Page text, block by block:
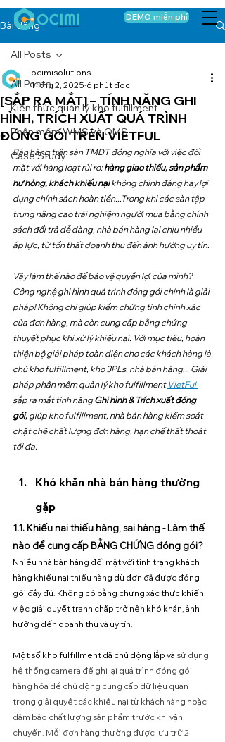
DEMO miễn phí
Bài đăng
All Posts
Kiến thức quản lý kho fulfillment
Phần mềm WMS và OMS
Case Study
All Posts
[SẮP RA MẮT] – TÍNH NĂNG GHI
HÌNH, TRÍCH XUẤT QUÁ TRÌNH
ĐÓNG GÓI TRÊN VIETFUL
ocimisolutions
11 thg 2, 2025 6 phút đọc
Bán hàng trên sàn TMĐT đồng nghĩa với việc đối
mặt với hàng loạt rủi ro: hàng giao thiếu, sản phẩm
hư hỏng, khách khiếu nại không chính đáng hay lợi
dụng chính sách hoàn tiền...Trong khi các sàn tập
trung nâng cao trải nghiệm người mua bằng chính
sách đổi trả dễ dàng, nhà bán hàng lại chịu nhiều
áp lực, từ tổn thất doanh thu đến ảnh hưởng uy tín.
Vậy làm thế nào để bảo vệ quyền lợi của mình?
Công nghệ ghi hình quá trình đóng gói chính là giải
pháp! Không chỉ giúp kiểm chứng tính chính xác
của đơn hàng, mà còn cung cấp bằng chứng
thuyết phục khi xử lý khiếu nại. Với mục tiêu, hoàn
thiện bộ giải pháp toàn diện cho các khách hàng là
chủ kho fulfillment, kho 3PLs, nhà bán hàng,.. Giải
pháp phần mềm quản lý kho fulfillment VietFul
sắp ra mắt tính năng Ghi hình & Trích xuất đóng
gói, giúp kho fulfillment, nhà bán hàng kiểm soát
chặt chẽ chất lượng đơn hàng, hạn chế thất thoát
tối đa.
Khó khăn nhà bán hàng thường
gặp
1.1. Khiếu nại thiếu hàng, sai hàng - Làm thế
nào để cung cấp BẰNG CHỨNG đóng gói?
Nhiều nhà bán hàng đối mặt với tình trạng khách
hàng khiếu nại thiếu hàng dù đơn đã được đóng
gói đầy đủ. Không có bằng chứng xác thực khiến
việc giải quyết tranh chấp trở nên khó khăn, ảnh
hưởng đến doanh thu và uy tín.
Một số kho fulfillment đã chủ động lắp và sử dụng
hệ thống camera để ghi lại quá trình đóng gói
hàng hóa để chủ động cung cấp dữ liệu quan
trọng giải quyết các khiếu nại từ khách hàng hoặc
đảm bảo chất lượng sản phẩm trước khi vận
chuyển. Mỗi đơn hàng thường được lưu trữ 2